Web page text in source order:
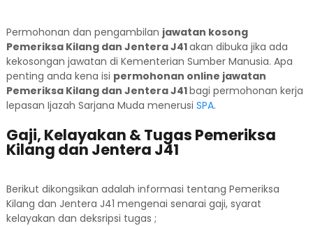
Permohonan dan pengambilan jawatan kosong
Pemeriksa Kilang dan Jentera J41akan dibuka jika ada
kekosongan jawatan di Kementerian Sumber Manusia. Apa
penting anda kena isi permohonan online jawatan
Pemeriksa Kilang dan Jentera J41bagi permohonan kerja
lepasan Ijazah Sarjana Muda menerusi SPA.
Gaji, Kelayakan & Tugas Pemeriksa
Kilang dan Jentera J41
Berikut dikongsikan adalah informasi tentang Pemeriksa
Kilang dan Jentera J41 mengenai senarai gaji, syarat
kelayakan dan deksripsi tugas ;